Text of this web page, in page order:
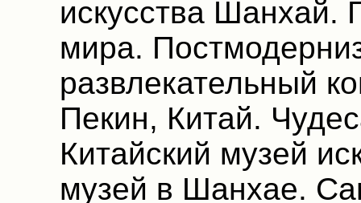
искусства Шанхай.
мира.
развлекательный
Пекин, Китай.
Китайский музей
музей в Шанхае.